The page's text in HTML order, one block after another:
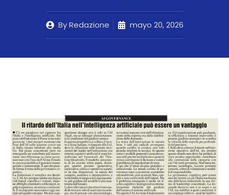
ByRedazione mayo 20, 2026